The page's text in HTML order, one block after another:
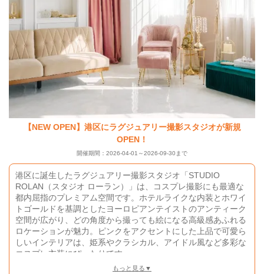
【NEW OPEN】港区にラグジュアリー撮影スタジオが新規
OPEN！
開催期間：2026-04-01～2026-09-30まで
港区に誕生したラグジュアリー撮影スタジオ「STUDIO
ROLAN（スタジオ ローラン）」は、コスプレ撮影にも最適な
都内屈指のプレミアム空間です。ホテルライクな内装とホワイ
トゴールドを基調としたヨーロピアンテイストのアンティーク
空間が広がり、どの角度から撮っても絵になる高級感あふれる
ロケーションが魅力。ピンクをアクセントにした上品で可愛ら
しいインテリアは、姫系やクラシカル、アイドル風など多彩な
コスプレ衣装にぴったりです。
もっと見る▼